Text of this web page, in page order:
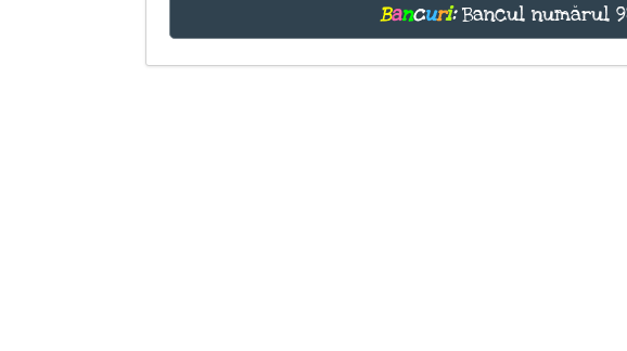
Bancuri:Bancul numărul